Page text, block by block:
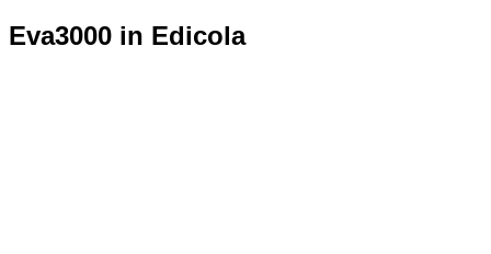
Eva3000 in Edicola